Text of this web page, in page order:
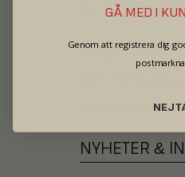
BUTIKEN
Öppettider
Kontakta oss
NYHETER &
GÅ MED I
Genom att registrera dig
NEJ